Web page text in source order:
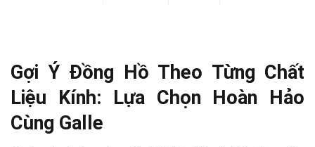
Gợi Ý Đồng Hồ Theo Từng Chất
Liệu Kính: Lựa Chọn Hoàn Hảo
Cùng Galle